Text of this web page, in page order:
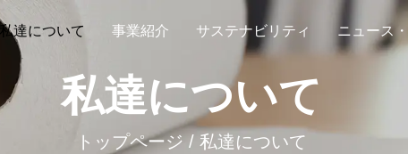
私達について 事業紹介 サステナビリティ ニュース
私達について
トップページ / 私達について